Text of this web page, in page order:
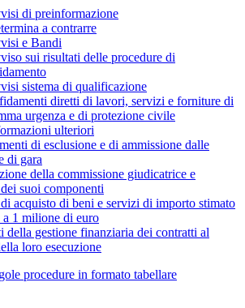
di preinformazione
a contrarre
e Bandi
sui risultati delle procedure di
sistema di qualificazione
diretti di lavori, servizi e forniture di
urgenza e di protezione civile
ulteriori
di esclusione e di ammissione dalle
di gara
della commissione giudicatrice e
suoi componenti
acquisto di beni e servizi di importo stimato
a 1 milione di euro
della gestione finanziaria dei contratti al
loro esecuzione
procedure in formato tabellare